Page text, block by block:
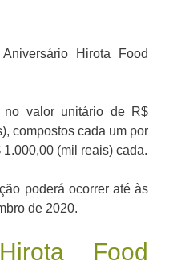
Hirota Food
no valor unitário de R$
compostos cada um por
(mil reais) cada.
poderá ocorrer até às
de 2020.
Food